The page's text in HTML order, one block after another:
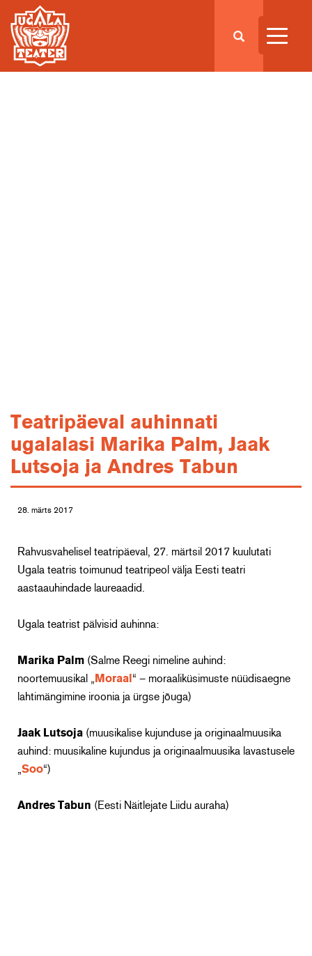
Teatripäeval auhinnati
ugalalasi Marika Palm, Jaak
Lutsoja ja Andres Tabun
28. märts 2017
Rahvusvahelisel teatripäeval, 27. märtsil 2017 kuulutati
Ugala teatris toimunud teatripeol välja Eesti teatri
aastaauhindade laureaadid.
Ugala teatrist pälvisid auhinna:
Marika Palm (Salme Reegi nimeline auhind:
noortemuusikal „
Moraal “ – moraaliküsimuste nüüdisaegne
lahtimängimine iroonia ja ürgse jõuga)
Jaak Lutsoja (muusikalise kujunduse ja originaalmuusika
auhind: muusikaline kujundus ja originaalmuusika lavastusele
Soo“)
Andres Tabun (Eesti Näitlejate Liidu auraha)